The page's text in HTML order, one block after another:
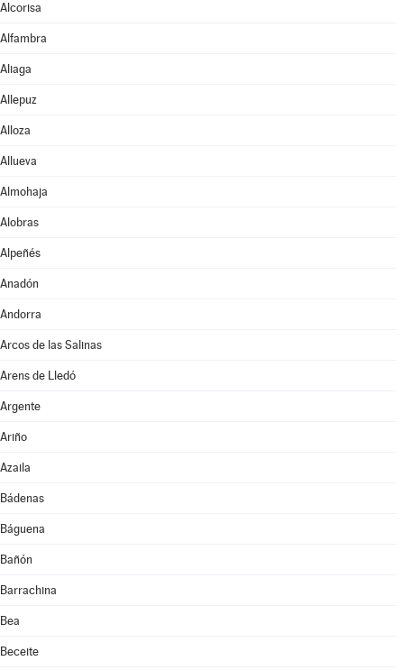
Alcorisa
Alfambra
Aliaga
Allepuz
Alloza
Allueva
Almohaja
Alobras
Alpeñés
Anadón
Andorra
Arcos de las Salinas
Arens de Lledó
Argente
Ariño
Azaila
Bádenas
Báguena
Bañón
Barrachina
Bea
Beceite